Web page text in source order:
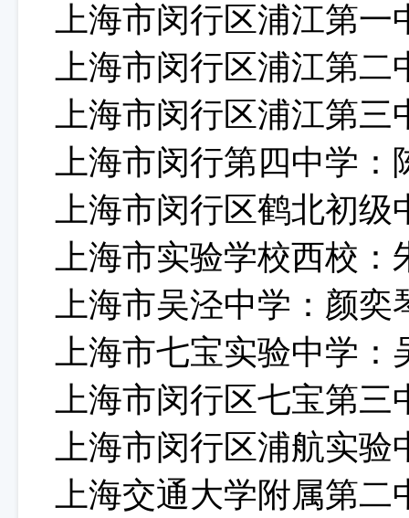
上海市闵行区浦江第
上海市闵行区浦江第
上海市闵行区浦江第
上海市闵行第四中学
上海市闵行区鹤北初级
上海市实验学校西校
上海市吴泾中学：颜奕
上海市七宝实验中学
上海市闵行区七宝第
上海市闵行区浦航实
上海交通大学附属第